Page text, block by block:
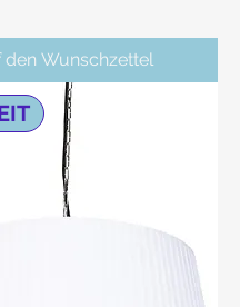
den Wunschzettel